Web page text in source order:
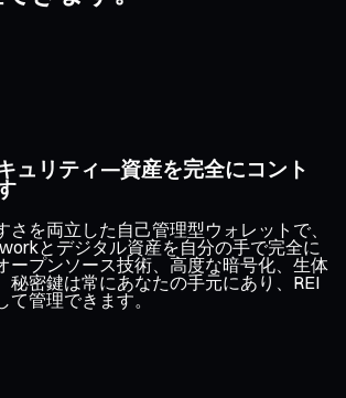
ュリティ—資産を完全にコント
さを両立した自己管理型ウォレットで、
とデジタル資産を自分の手で完全に
ープンソース技術、高度な暗号化、生体
秘密鍵は常にあなたの手元にあり、REI
管理できます。